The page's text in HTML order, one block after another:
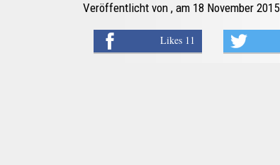
Veröffentlicht von , am 18 November 2015
Likes 11